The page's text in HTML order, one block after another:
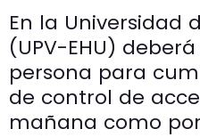
En la Universidad
(UPV-EHU)
persona para
de control de
mañana como